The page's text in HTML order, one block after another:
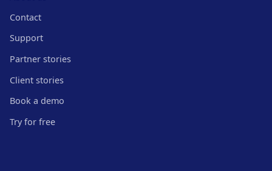
Contact
Support
Partner stories
Client stories
Book a demo
Try for free